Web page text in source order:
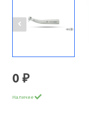
0 ₽
Наличие